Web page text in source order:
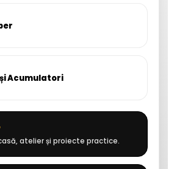
Acumulatori
atelier și proiecte practice.